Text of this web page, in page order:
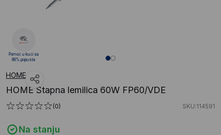
HOME
HOME Štapna lemilica 60W FP60/VDE
(0) SKU:114591
Na stanju
Pomoć u kući sa
88% popusta